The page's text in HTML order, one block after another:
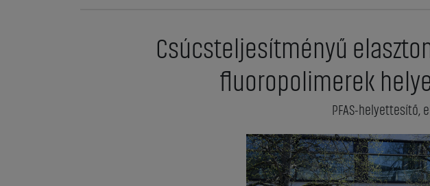
Csúcsteljesítményű
fluoropolimerek
PFAS-helyettesítő,